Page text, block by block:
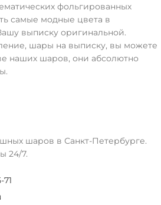
фольгированных
самые модные цвета в
выписку оригинальной.
шары на выписку, вы можете
наших шаров, они абсолютно
шаров в Санкт-Петербурге.
24/7.
71